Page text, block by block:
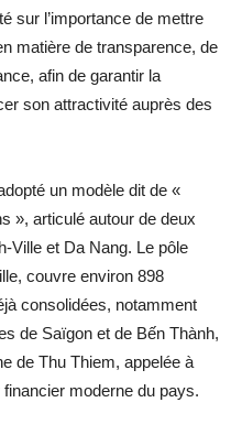
sur l’importance de mettre
matière de transparence, de
afin de garantir la
son attractivité auprès des
un modèle dit de «
», articulé autour de deux
Ville et Da Nang. Le pôle
couvre environ 898
consolidées, notamment
de Saïgon et de Bến Thành,
de Thu Thiem, appelée à
moderne du pays.